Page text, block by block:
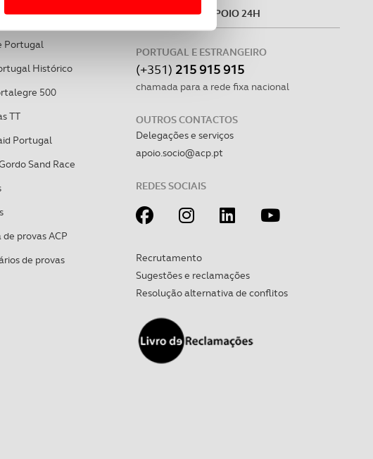
anúncios, para lhe proporcionar
nosso website.
e de análise, com parceiros
apenas com o seu
impacto na sua experiência de
AUTOMÓVEL
Portugal
Histórico
500
TT
Portugal
Sand Race
provas ACP
de provas
ASSISTÊNCIA E APOIO 24H
PORTUGAL E ESTRANGEIRO
(+351) 215 915 915
chamada para a rede fixa nacional
OUTROS CONTACTOS
Delegações e serviços
apoio.socio@acp.pt
REDES SOCIAIS
Recrutamento
Sugestões e reclamações
Resolução alternativa de conflitos